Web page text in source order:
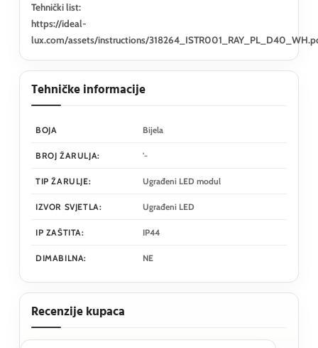
Tehnički list:
https://ideal-
lux.com/assets/instructions/
Tehničke informacije
BOJA Bijela
BROJ ŽARULJA: '-
TIP ŽARULJE: Ugrađeni LED modul
IZVOR SVJETLA: Ugrađeni LED
IP ZAŠTITA: IP44
DIMABILNA: NE
Recenzije kupaca